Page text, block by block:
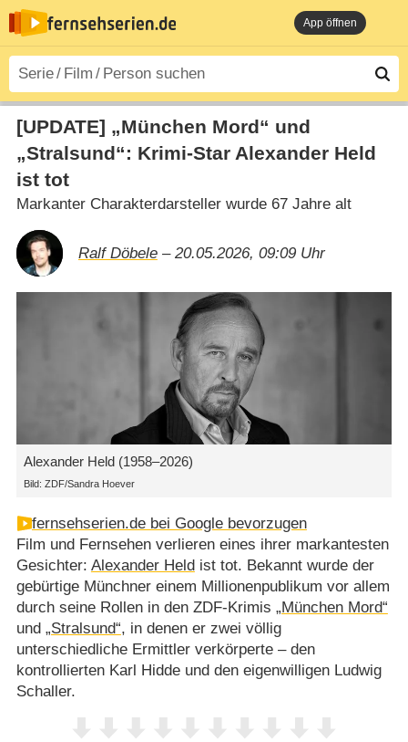
App öffnen
[UPDATE] „München Mord“ und
„Stralsund“: Krimi-Star Alexander Held
ist tot
Markanter Charakterdarsteller wurde 67 Jahre alt
Ralf Döbele– 20.05.2026, 09:09 Uhr
Alexander Held (1958⁠–⁠2026)
Bild: ZDF/Sandra Hoever
fernsehserien.de bei Google bevorzugen
Film und Fernsehen verlieren eines ihrer markantesten
Gesichter: Alexander Held ist tot. Bekannt wurde der
gebürtige Münchner einem Millionenpublikum vor allem
durch seine Rollen in den ZDF-Krimis „München Mord“
und „Stralsund“, in denen er zwei völlig
unterschiedliche Ermittler verkörperte – den
kontrollierten Karl Hidde und den eigenwilligen Ludwig
Schaller.